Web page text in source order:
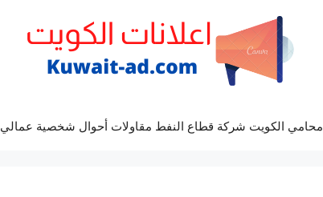
محامي الكويت شركة قطاع النفط مقاولات أحوال شخصية عمالي